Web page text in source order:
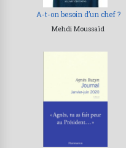
A-t-on besoin d’un chef ?
Mehdi Moussaïd